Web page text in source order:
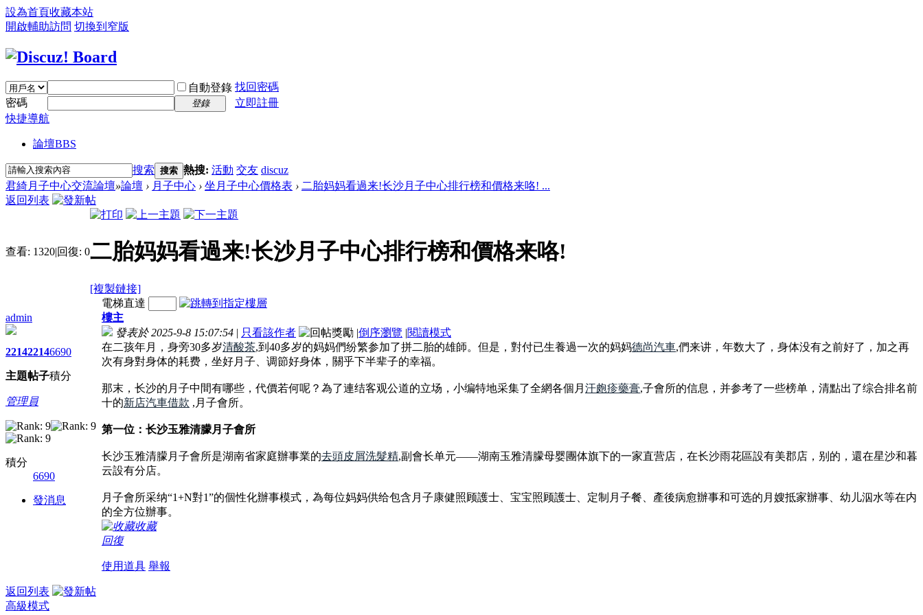
設為首頁收藏本站
開啟輔助訪問 切換到窄版
自動登錄 找回密碼
密碼
登錄
立即註冊
快捷導航
論壇BBS
搜索 搜索 熱搜: 活動 交友 discuz
君綺月子中心交流論壇»論壇 › 月子中心 › 坐月子中心價格表 › 二胎妈妈看過来!长沙月子中心排行榜和價格来咯! ...
返回列表
查看: 1320|回復: 0二胎妈妈看過来!长沙月子中心排行榜和價格来咯!
[複製鏈接]
admin
2214
主題
2214
帖子
6690
積分
管理員
積分
6690
發消息
電梯直達
樓主
發表於 2025-9-8 15:07:54 | 只看該作者 |倒序瀏覽 |閱讀模式
在二孩年月，身旁30多岁清酸茶,到40多岁的妈妈們纷繁参加了拼二胎的雄師。但是，對付已生養過一次的妈妈德尚汽車,們来讲，年数大了，身体没有之前好了，加之再
次有身對身体的耗费，坐好月子、调節好身体，關乎下半辈子的幸福。
那末，长沙的月子中間有哪些，代價若何呢？為了連结客观公道的立场，小编特地采集了全網各個月 汗皰疹藥膏,子會所的信息，并参考了一些榜单，清點出了综合排名前
十的新店汽車借款 ,月子會所。
第一位：长沙玉雅清朦月子會所
长沙玉雅清朦月子會所是湖南省家庭辦事業的去頭皮屑洗髮精,副會长单元——湖南玉雅清朦母婴團体旗下的一家直营店，在长沙雨花區設有美郡店，别的，還在星沙和暮
云設有分店。
月子會所采纳“1+N對1”的個性化辦事模式，為每位妈妈供给包含月子康健照顾護士、宝宝照顾護士、定制月子餐、產後病愈辦事和可选的月嫂抵家辦事、幼儿泅水等在内
的全方位辦事。
收藏
回復
使用道具 舉報
返回列表
高級模式